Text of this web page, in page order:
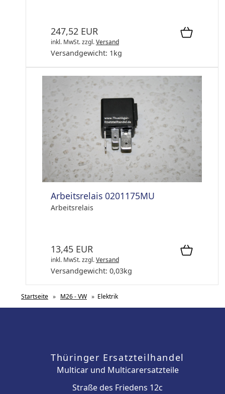
247,52 EUR
inkl. MwSt.zzgl.Versand
Versandgewicht: 1 kg
Arbeitsrelais 0201175MU
Arbeitsrelais
13,45 EUR
inkl. MwSt.zzgl.Versand
Versandgewicht: 0,03kg
Startseite » M26 - VW » Elektrik
Thüringer Ersatzteilhandel
Multicar und Multicarersatzteile
Straße des Friedens 12c